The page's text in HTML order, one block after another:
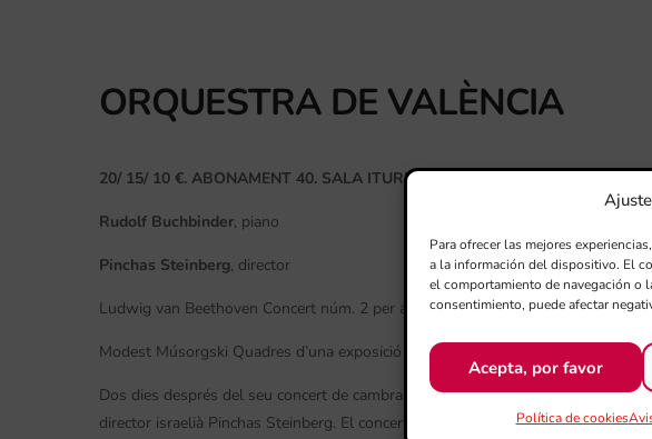
Para ofrecer las mejores
a la información del dispositivo. El
el comportamiento de navegación o
consentimiento, puede afectar
Acepta, por favor
Política de cookies
ORQUESTRA DE VALÈNCIA
20/ 15/ 10 €. ABONAMENT 40. SALA ITURBI.
Rudolf Buchbinder, piano
Pinchas Steinberg, director
Ludwig van Beethoven Concert núm. 2 per a piano i orquestra en Si bemoll
Modest Músorgski Quadres d’una exposició (orq. M. Ravel)
Dos dies després del seu concert de cambra, Buchbinder torna en format
director israelià Pinchas Steinberg. El concertista austríac abordarà elConcert